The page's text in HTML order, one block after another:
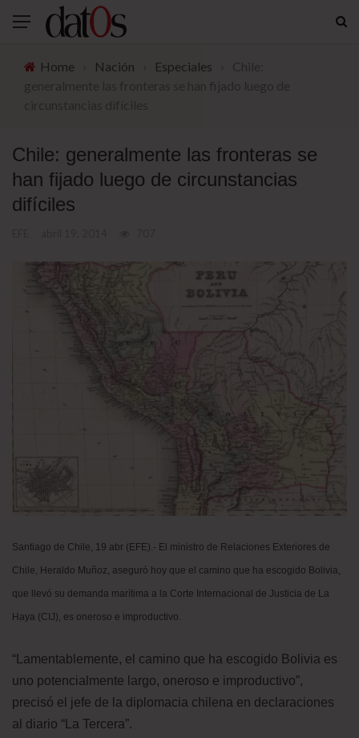
Home Nación Especiales
Chile: generalmente las fronteras se
han fijado luego de circunstancias
difíciles
Santiago de Chile, 19 abr (EFE).- El ministro de Relaciones Exteriores de
Chile, Heraldo Muñoz, aseguró hoy que el camino que ha escogido Bolivia,
que llevó su demanda marítima a la Corte Internacional de Justicia de La
Haya (CIJ), es oneroso e improductivo.
“Lamentablemente, el camino que ha escogido Bolivia es
uno potencialmente largo, oneroso e improductivo”,
precisó el jefe de la diplomacia chilena en declaraciones
al diario “La Tercera”.